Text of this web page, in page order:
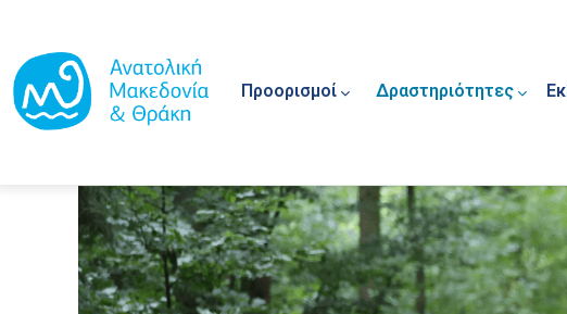
Προορισμοί Δραστηριότητες